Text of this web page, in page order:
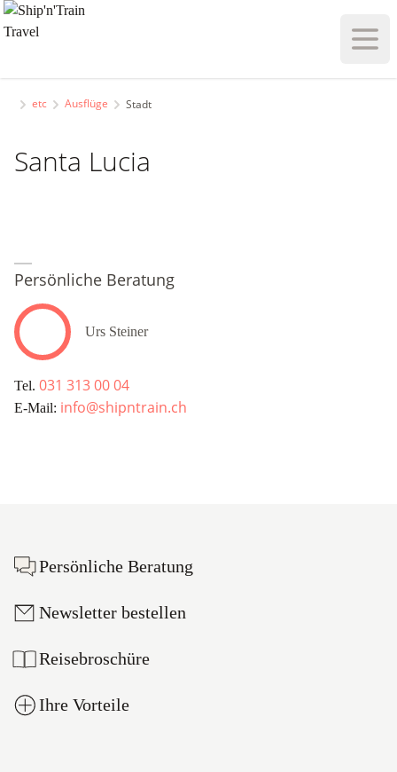
etc Ausflüge Stadt
Santa Lucia
Persönliche Beratung
Urs Steiner
Tel. 031 313 00 04
E-Mail: info@shipntrain.ch
Persönliche Beratung
Newsletter bestellen
Reisebroschüre
Ihre Vorteile